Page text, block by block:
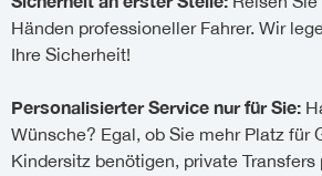
Händen professioneller Fahrer. Wir
Ihre Sicherheit!
Personalisierter Service nur für Sie:
Wünsche? Egal, ob Sie mehr Platz für
Kindersitz benötigen, private Transfers